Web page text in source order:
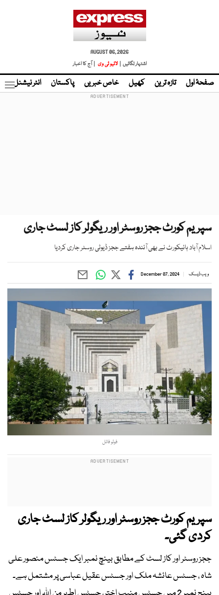
AUGUST 06, 2026
اشتہار لگائیں |
لائیو ٹی وی | آج کا اخبار
صفحۂ اول تازہ ترین کھیل خاص خبریں پاکستان انٹر نیشنل
سپریم کورٹ ججز روسٹر اور ریگولر کاز لسٹ جاری
اسلام آباد ہائیکورٹ نے بھی آئندہ ہفتے ججز ڈیوٹی روسٹر جاری کردیا
ویب ڈیسک December 07, 2024
فوٹو فائل
سپریم کورٹ ججز روسٹر اور ریگولر کاز لسٹ جاری
کردی گئی۔
ججز روسٹر اور کاز لسٹ کے مطابق بینچ نمبر ایک جسٹس منصور علی
شاہ ، جسٹس عائشہ ملک اور جسٹس عقیل عباسی پر مشتمل ہے۔